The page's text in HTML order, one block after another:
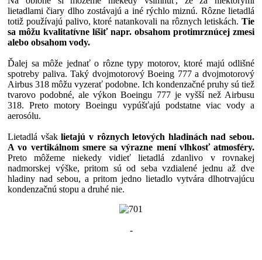
lietadlami čiary dlho zostávajú a iné rýchlo miznú. Rôzne lietadlá
totiž používajú palivo, ktoré natankovali na rôznych letiskách. Tie
sa môžu kvalitatívne líšiť napr. obsahom protimrznúcej zmesi
alebo obsahom vody.
Ďalej sa môže jednať o rôzne typy motorov, ktoré majú odlišné
spotreby paliva. Taký dvojmotorový Boeing 777 a dvojmotorový
Airbus 318 môžu vyzerať podobne. Ich kondenzačné pruhy sú tiež
tvarovo podobné, ale výkon Boeingu 777 je vyšší než Airbusu
318. Preto motory Boeingu vypúšťajú podstatne viac vody a
aerosólu.
Lietadlá všaklietajú v rôznych letových hladinách nad sebou.
A vo vertikálnom smere sa výrazne mení vlhkosť atmosféry.
Preto môžeme niekedy vidieť lietadlá zdanlivo v rovnakej
nadmorskej výške, pritom sú od seba vzdialené jednu až dve
hladiny nad sebou, a pritom jedno lietadlo vytvára dlhotrvajúcu
kondenzačnú stopu a druhé nie.
-